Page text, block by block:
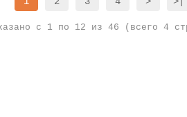
с 1 по 12 из 46 (всего 4